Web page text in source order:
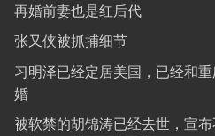
再婚前妻也是红后代
张又侠被抓捕细节
习明泽已经定居美国，已经和
婚
被软禁的胡锦涛已经去世，宣